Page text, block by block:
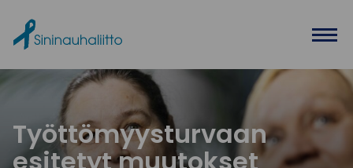
Työttömyysturvaan